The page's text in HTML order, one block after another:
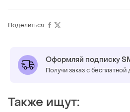
Поделиться:
Оформляй подписку
Получи заказ с бесплатной
Также ищут: